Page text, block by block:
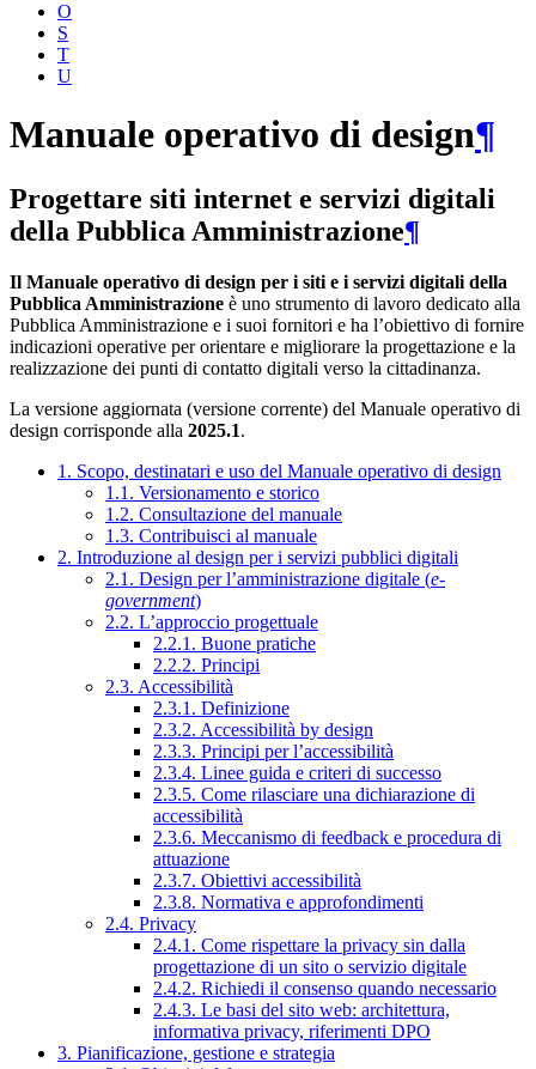
O
S
T
U
Manuale operativo di design¶
Progettare siti internet e servizi digitali
della Pubblica Amministrazione¶
Il Manuale operativo di design per i siti e i servizi digitali della
Pubblica Amministrazione è uno strumento di lavoro dedicato alla
Pubblica Amministrazione e i suoi fornitori e ha l’obiettivo di fornire
indicazioni operative per orientare e migliorare la progettazione e la
realizzazione dei punti di contatto digitali verso la cittadinanza.
La versione aggiornata (versione corrente) del Manuale operativo di
design corrisponde alla 2025.1.
1. Scopo, destinatari e uso del Manuale operativo di design
1.1. Versionamento e storico
1.2. Consultazione del manuale
1.3. Contribuisci al manuale
2. Introduzione al design per i servizi pubblici digitali
2.1. Design per l’amministrazione digitale (e-
government)
2.2. L’approccio progettuale
2.2.1. Buone pratiche
2.2.2. Principi
2.3. Accessibilità
2.3.1. Definizione
2.3.2. Accessibilità by design
2.3.3. Principi per l’accessibilità
2.3.4. Linee guida e criteri di successo
2.3.5. Come rilasciare una dichiarazione di
accessibilità
2.3.6. Meccanismo di feedback e procedura di
attuazione
2.3.7. Obiettivi accessibilità
2.3.8. Normativa e approfondimenti
2.4. Privacy
2.4.1. Come rispettare la privacy sin dalla
progettazione di un sito o servizio digitale
2.4.2. Richiedi il consenso quando necessario
2.4.3. Le basi del sito web: architettura,
informativa privacy, riferimenti DPO
3. Pianificazione, gestione e strategia